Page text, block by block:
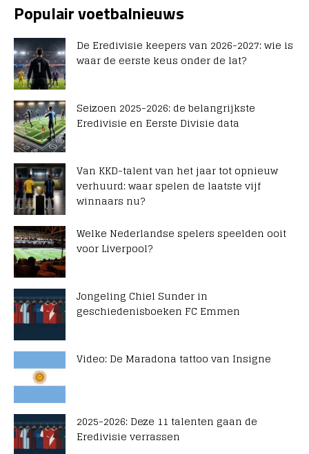
Populair voetbalnieuws
De Eredivisie keepers van 2026-2027: wie is
waar de eerste keus onder de lat?
Seizoen 2025-2026: de belangrijkste
Eredivisie en Eerste Divisie data
Van KKD-talent van het jaar tot opnieuw
verhuurd: waar spelen de laatste vijf
winnaars nu?
Welke Nederlandse spelers speelden ooit
voor Liverpool?
Jongeling Chiel Sunder in
geschiedenisboeken FC Emmen
Video: De Maradona tattoo van Insigne
2025-2026: Deze 11 talenten gaan de
Eredivisie verrassen